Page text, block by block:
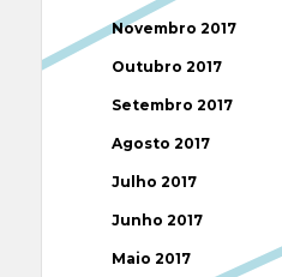
Novembro 2017
Outubro 2017
Setembro 2017
Agosto 2017
Julho 2017
Junho 2017
Maio 2017